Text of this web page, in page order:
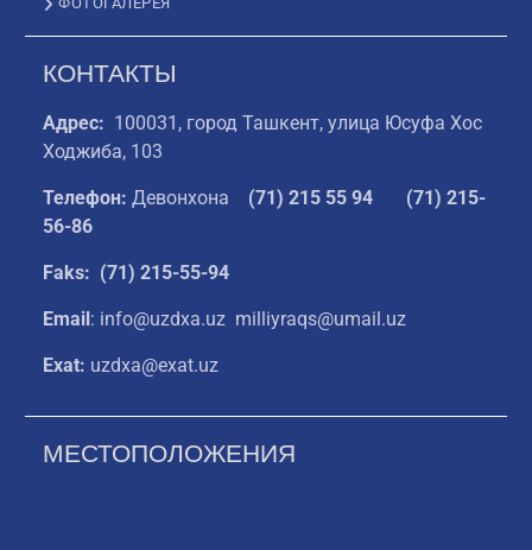
КОНТАКТЫ
Адрес: 100031, город Ташкент, улица Юсуфа Хос
Ходжиба, 103
Телефон: Девонхона (71) 215 55 94
(71) 215-
56-86
Faks: (71) 215-55-94
Email: info@uzdxa.uz milliyraqs@umail.uz
Exat: uzdxa@exat.uz
МЕСТОПОЛОЖЕНИЯ